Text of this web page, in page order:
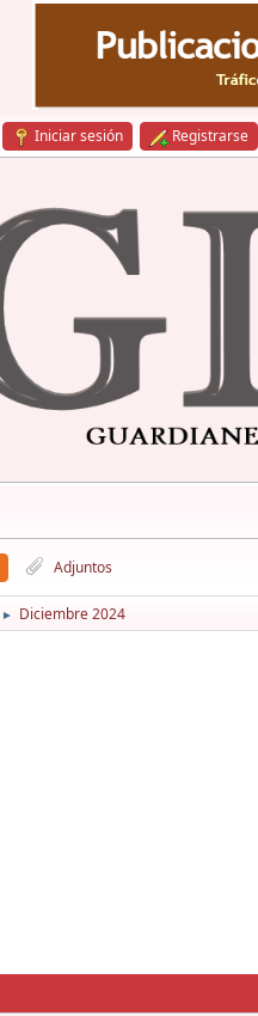
Iniciar sesión Registrarse
Adjuntos
► Diciembre 2024